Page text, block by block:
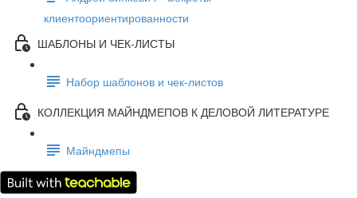
клиентоориентированности
ШАБЛОНЫ И ЧЕК-ЛИСТЫ
Набор шаблонов и чек-листов
КОЛЛЕКЦИЯ МАЙНДМЕПОВ К ДЕЛОВОЙ ЛИТЕРАТУРЕ
Майндмепы